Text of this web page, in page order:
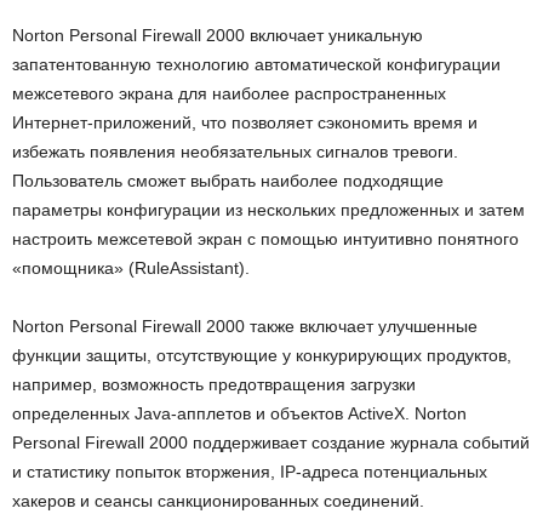
Norton Personal Firewall 2000 включает уникальную
запатентованную технологию автоматической конфигурации
межсетевого экрана для наиболее распространенных
Интернет-приложений, что позволяет сэкономить время и
избежать появления необязательных сигналов тревоги.
Пользователь сможет выбрать наиболее подходящие
параметры конфигурации из нескольких предложенных и затем
настроить межсетевой экран с помощью интуитивно понятного
«помощника» (RuleAssistant).
Norton Personal Firewall 2000 также включает улучшенные
функции защиты, отсутствующие у конкурирующих продуктов,
например, возможность предотвращения загрузки
определенных Java-апплетов и объектов ActiveX. Norton
Personal Firewall 2000 поддерживает создание журнала событий
и статистику попыток вторжения, IP-адреса потенциальных
хакеров и сеансы санкционированных соединений.